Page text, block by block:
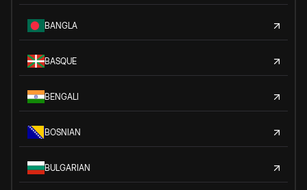
BANGLA
BASQUE
BENGALI
BOSNIAN
BULGARIAN